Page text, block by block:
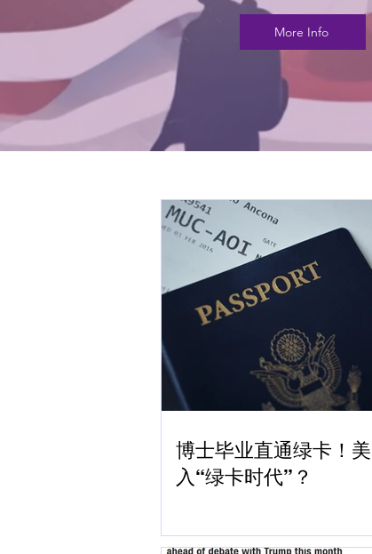
More Info
博士毕业直通绿卡！
入“绿卡时代”？